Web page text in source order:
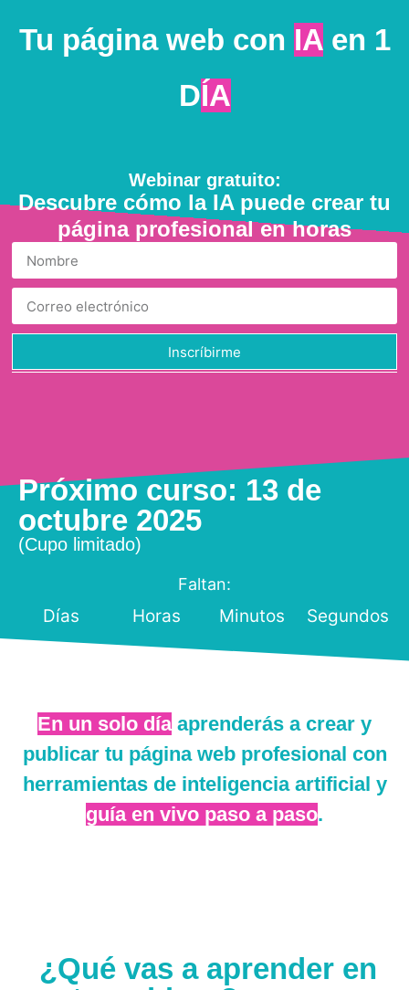
Tu página web con IAen 1
DÍA
Webinar gratuito:
Descubre cómo la IA puede crear tu
página profesional en horas
Inscríbirme
Próximo curso: 13 de
octubre 2025
(Cupo limitado)
Faltan:
Días Horas Minutos Segundos
En un solo día aprenderás a crear y
publicar tu página web profesional con
herramientas de inteligencia artificial y
guía en vivo paso a paso.
¿Qué vas a aprender en